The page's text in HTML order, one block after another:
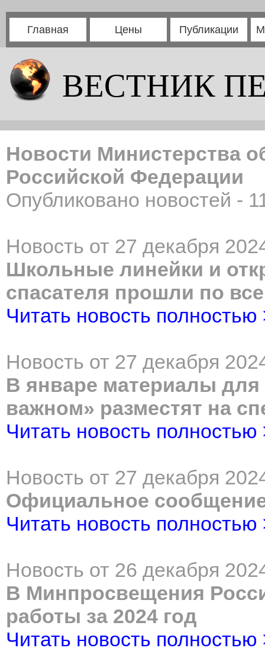
Главная Цены Публикации
ВЕСТНИК
Новости Министерства
Российской Федерации
Опубликовано новостей -
Новость от 27 декабря
Школьные линейки и
спасателя прошли по
Читать новость полностью
Новость от 27 декабря
В январе материалы для
важном» разместят на
Читать новость полностью
Новость от 27 декабря
Официальное
Читать новость полностью
Новость от 26 декабря
В Минпросвещения
работы за 2024 год
Читать новость полностью